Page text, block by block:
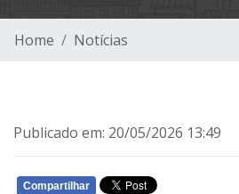
Home Notícias
Publicado em: 20/05/2026 13:49
Compartilhar